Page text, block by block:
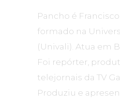
Pancho é
formado na
(Univali). Atua em
Foi repórter,
telejornais da TV
Produziu e